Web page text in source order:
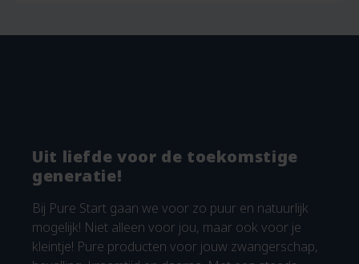
Uit liefde voor de toekomstige
generatie!
Bij Pure Start gaan we voor zo puur en natuurlijk
mogelijk! Niet alleen voor jou, maar ook voor je
kleintje! Pure producten voor jouw zwangerschap,